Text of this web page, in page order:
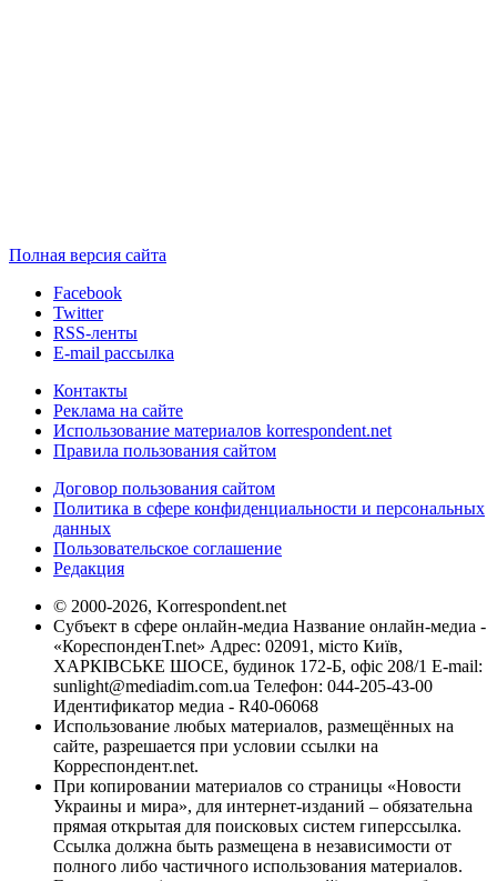
Полная версия сайта
Facebook
Twitter
RSS-ленты
E-mail рассылка
Контакты
Реклама на сайте
Использование материалов korrespondent.net
Правила пользования сайтом
Договор пользования сайтом
Политика в сфере конфиденциальности и персональных
данных
Пользовательское соглашение
Редакция
© 2000-2026, Korrespondent.net
Субъект в сфере онлайн-медиа Название онлайн-медиа -
«КореспонденТ.net» Адрес: 02091, місто Київ,
ХАРКІВСЬКЕ ШОСЕ, будинок 172-Б, офіс 208/1 E-mail:
sunlight@mediadim.com.ua Телефон: 044-205-43-00
Идентификатор медиа - R40-06068
Использование любых материалов, размещённых на
сайте, разрешается при условии ссылки на
Корреспондент.net.
При копировании материалов со страницы «Новости
Украины и мира», для интернет-изданий – обязательна
прямая открытая для поисковых систем гиперссылка.
Ссылка должна быть размещена в независимости от
полного либо частичного использования материалов.